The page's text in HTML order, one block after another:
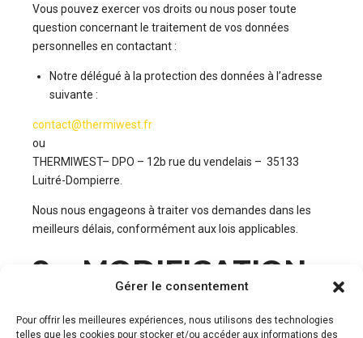
Gérer le consentement
Pour offrir les meilleures expériences, nous utilisons des technologies
telles que les cookies pour stocker et/ou accéder aux informations des
Vous pouvez exercer vos droits ou nous poser toute
question concernant le traitement de vos données
personnelles en contactant :
Notre délégué à la protection des données à l’adresse
suivante :
contact@thermiwest.fr
ou
THERMIWEST– DPO – 12b rue du vendelais – 35133
Luitré-Dompierre.
Nous nous engageons à traiter vos demandes dans les
meilleurs délais, conformément aux lois applicables.
9. MODIFICATION
DE LA POLITIQUE